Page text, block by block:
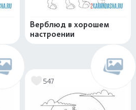
Верблюд в хорошем
настроении
547